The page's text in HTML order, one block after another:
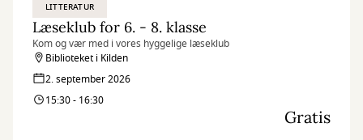
LITTERATUR
Læseklub for 6. - 8. klasse
Kom og vær med i vores hyggelige læseklub
Biblioteket i Kilden
2. september 2026
15:30 - 16:30
Gratis